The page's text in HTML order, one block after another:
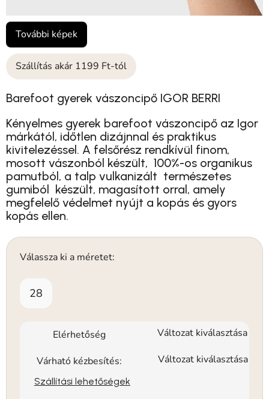
Szállítás akár 1199 Ft-tól
Barefoot gyerek vászoncipő IGOR BERRI
Kényelmes gyerek barefoot vászoncipő az Igor
márkától, időtlen dizájnnal és praktikus
kivitelezéssel. A felsőrész rendkívül finom,
mosott vászonból készült, 100%-os organikus
pamutból, a talp vulkanizált természetes
gumiból készült, magasított orral, amely
megfelelő védelmet nyújt a kopás és gyors
kopás ellen.
Válassza ki a méretet:
28
Elérhetőség Változat kiválasztása
Várható kézbesítés: Változat kiválasztása
Szállítási lehetőségek
További képek